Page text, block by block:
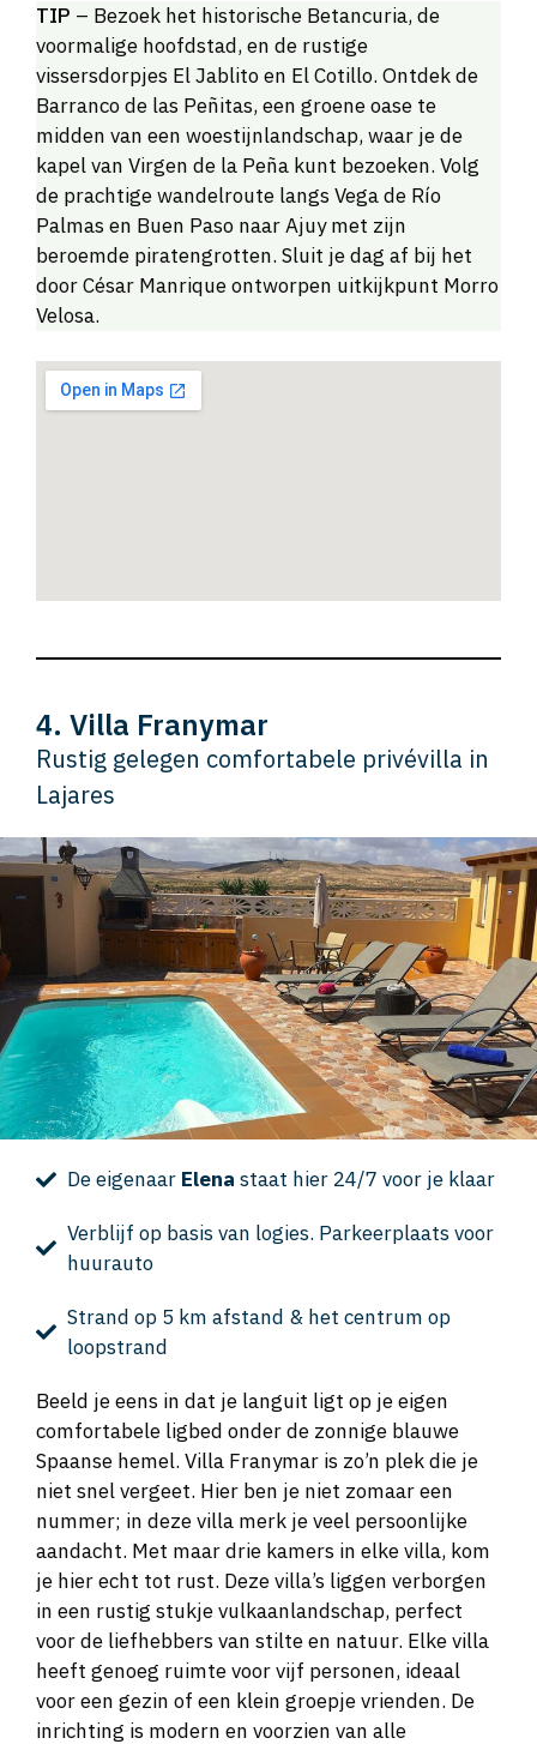
TIP – Bezoek het historische Betancuria, de
voormalige hoofdstad, en de rustige
vissersdorpjes El Jablito en El Cotillo. Ontdek de
Barranco de las Peñitas, een groene oase te
midden van een woestijnlandschap, waar je de
kapel van Virgen de la Peña kunt bezoeken. Volg
de prachtige wandelroute langs Vega de Río
Palmas en Buen Paso naar Ajuy met zijn
beroemde piratengrotten. Sluit je dag af bij het
door César Manrique ontworpen uitkijkpunt Morro
Velosa.
4. Villa Franymar
Rustig gelegen comfortabele privévilla in
Lajares
De eigenaar Elena staat hier 24/7 voor je klaar
Verblijf op basis van logies. Parkeerplaats voor
huurauto
Strand op 5 km afstand & het centrum op
loopstrand
Beeld je eens in dat je languit ligt op je eigen
comfortabele ligbed onder de zonnige blauwe
Spaanse hemel. Villa Franymar is zo’n plek die je
niet snel vergeet. Hier ben je niet zomaar een
nummer; in deze villa merk je veel persoonlijke
aandacht. Met maar drie kamers in elke villa, kom
je hier echt tot rust. Deze villa’s liggen verborgen
in een rustig stukje vulkaanlandschap, perfect
voor de liefhebbers van stilte en natuur. Elke villa
heeft genoeg ruimte voor vijf personen, ideaal
voor een gezin of een klein groepje vrienden. De
inrichting is modern en voorzien van alle